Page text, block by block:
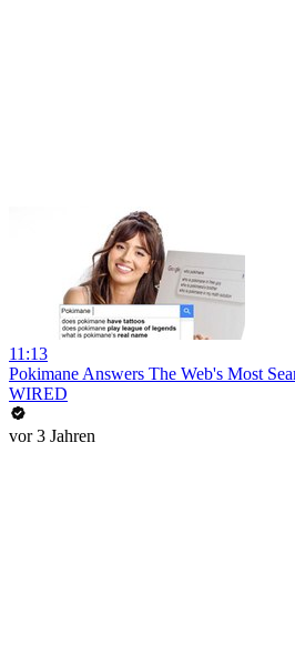
11:13
Pokimane Answers The Web's Most
WIRED
vor 3 Jahren